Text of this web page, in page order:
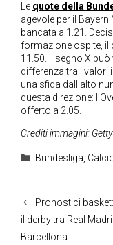
Le quote della
agevole per il
bancata a 1.21.
formazione ospite, il
11.50. Il segno X
differenza tra i valori
una sfida dall’alto
questa direzione:
offerto a 2.05.
Crediti immagini:
Categorie
Bundesliga,
Pronostici
il derby tra Real
Barcellona